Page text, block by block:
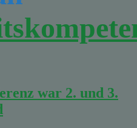
war 2. und 3.